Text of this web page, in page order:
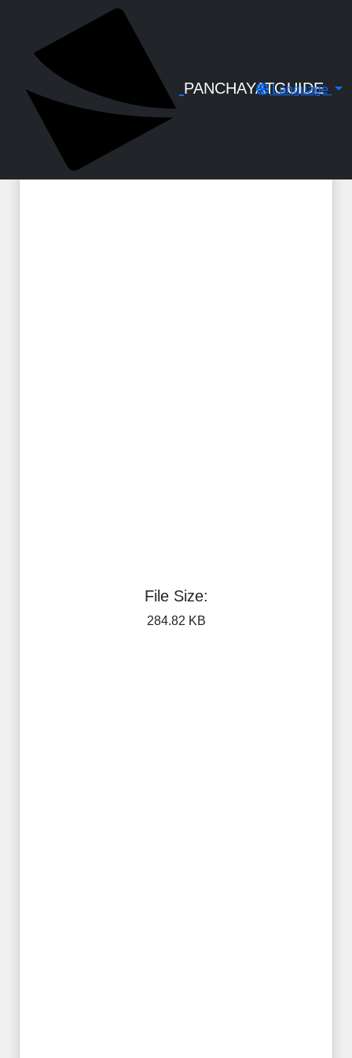
PANCHAYATGUIDE
Language
പട്ടികജാതി/പട്ടികവർഗ്ഗ ഉപപദ്ധതി
ഫണ്ടുകളുടെ കാര്യക്ഷമമായ
വിനിയോഗം -
അധികമാർഗ്ഗനിർദ്ദേശങ്ങൾ -
G.O(MS)No.168/2025/LSGD Dated 23-
File Size:
284.82 KB